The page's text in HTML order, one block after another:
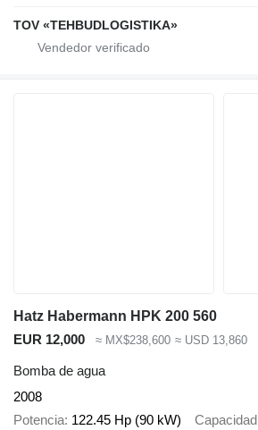
TOV «TEHBUDLOGISTIKA»
Hatz Habermann HPK 200 560
EUR 12,000
≈ MX$238,600 ≈ USD 13,860
Bomba de agua
2008
Potencia 122.45 Hp (90 kW) Capacidad